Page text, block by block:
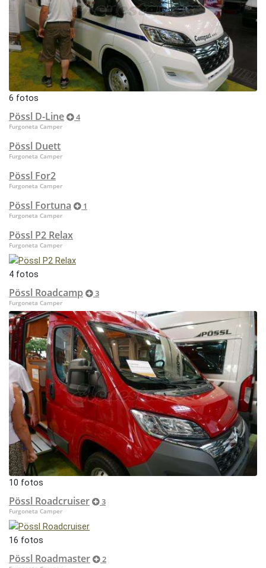
6 fotos
Pössl D-Line 4
Furgoneta Camper
Pössl Duett
Furgoneta Camper
Pössl For2
Furgoneta Camper
Pössl Fortuna 1
Furgoneta Camper
Pössl P2 Relax
Furgoneta Camper
4 fotos
Pössl Roadcamp 3
Furgoneta Camper
10 fotos
Pössl Roadcruiser 3
Furgoneta Camper
16 fotos
Pössl Roadmaster 2